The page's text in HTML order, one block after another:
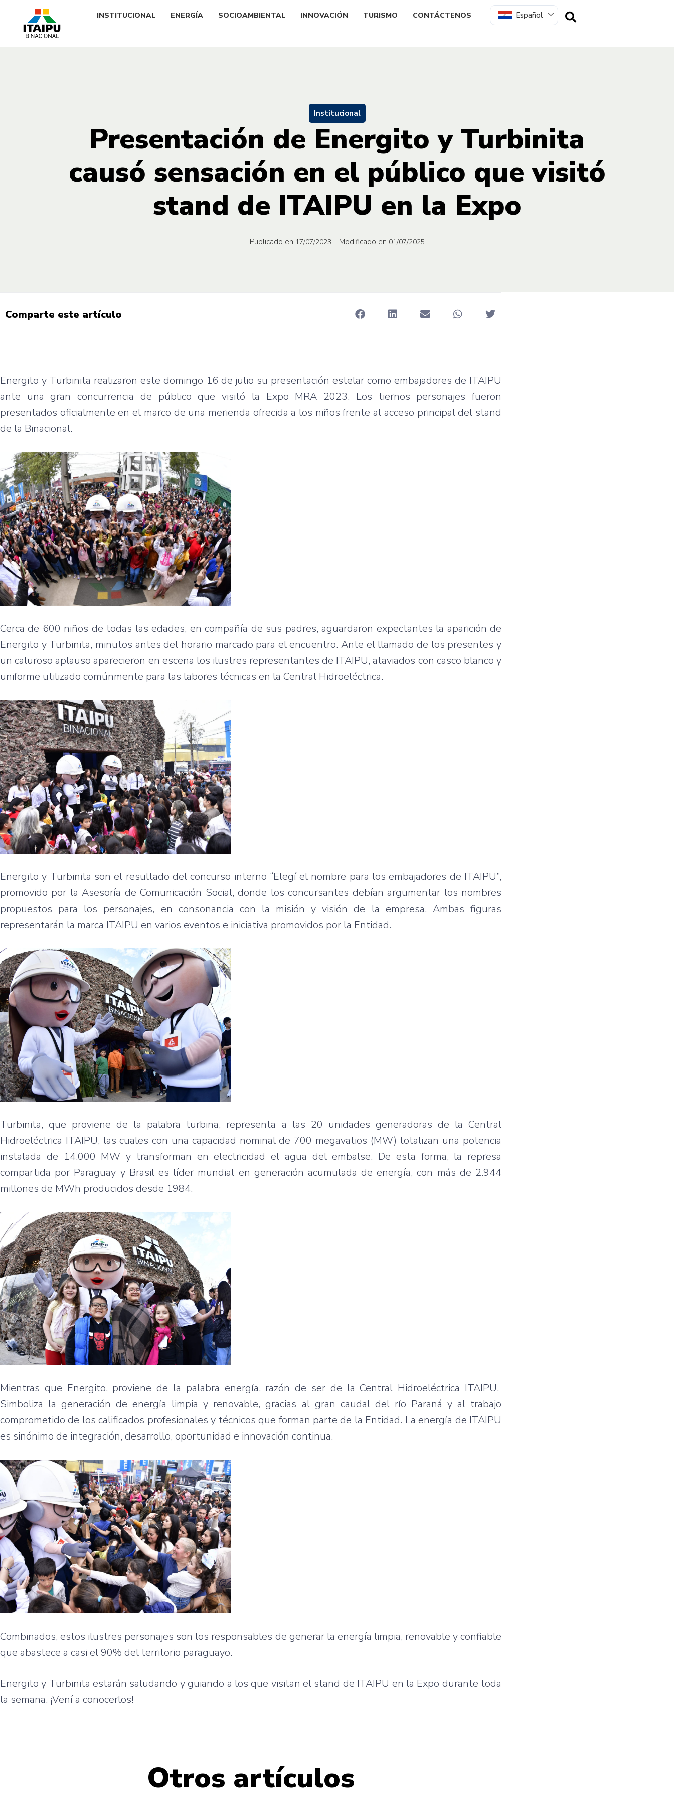
INSTITUCIONAL ENERGÍA SOCIOAMBIENTAL INNOVACIÓN TURISMO CONTÁCTENOS Español
Institucional
Presentación de Energito y Turbinita
causó sensación en el público que visitó
stand de ITAIPU en la Expo
Publicado en 17/07/2023 | Modificado en 01/07/2025
Comparte este artículo
Energito y Turbinita realizaron este domingo 16 de julio su presentación estelar como embajadores de ITAIPU
ante una gran concurrencia de público que visitó la Expo MRA 2023. Los tiernos personajes fueron
presentados oficialmente en el marco de una merienda ofrecida a los niños frente al acceso principal del stand
de la Binacional.
Cerca de 600 niños de todas las edades, en compañía de sus padres, aguardaron expectantes la aparición de
Energito y Turbinita, minutos antes del horario marcado para el encuentro. Ante el llamado de los presentes y
un caluroso aplauso aparecieron en escena los ilustres representantes de ITAIPU, ataviados con casco blanco y
uniforme utilizado comúnmente para las labores técnicas en la Central Hidroeléctrica.
Energito y Turbinita son el resultado del concurso interno “Elegí el nombre para los embajadores de ITAIPU”,
promovido por la Asesoría de Comunicación Social, donde los concursantes debían argumentar los nombres
propuestos para los personajes, en consonancia con la misión y visión de la empresa. Ambas figuras
representarán la marca ITAIPU en varios eventos e iniciativa promovidos por la Entidad.
Turbinita, que proviene de la palabra turbina, representa a las 20 unidades generadoras de la Central
Hidroeléctrica ITAIPU, las cuales con una capacidad nominal de 700 megavatios (MW) totalizan una potencia
instalada de 14.000 MW y transforman en electricidad el agua del embalse. De esta forma, la represa
compartida por Paraguay y Brasil es líder mundial en generación acumulada de energía, con más de 2.944
millones de MWh producidos desde 1984.
Mientras que Energito, proviene de la palabra energía, razón de ser de la Central Hidroeléctrica ITAIPU.
Simboliza la generación de energía limpia y renovable, gracias al gran caudal del río Paraná y al trabajo
comprometido de los calificados profesionales y técnicos que forman parte de la Entidad. La energía de ITAIPU
es sinónimo de integración, desarrollo, oportunidad e innovación continua.
Combinados, estos ilustres personajes son los responsables de generar la energía limpia, renovable y confiable
que abastece a casi el 90% del territorio paraguayo.
Energito y Turbinita estarán saludando y guiando a los que visitan el stand de ITAIPU en la Expo durante toda
la semana. ¡Vení a conocerlos!
Otros artículos